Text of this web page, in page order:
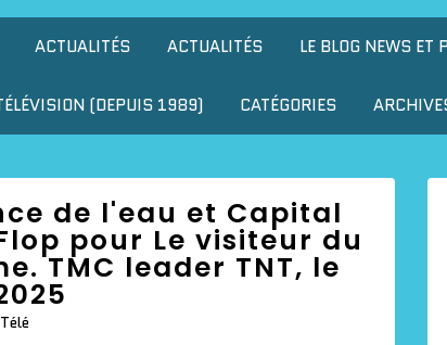
ACTUALITÉS ACTUALITÉS LE BLOG NEWS ET
(DEPUIS 1989) CATÉGORIES
de l'eau et Capital
pour Le visiteur du
TMC leader TNT, le